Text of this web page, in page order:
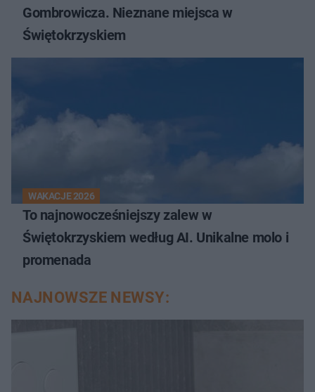
Gombrowicza. Nieznane miejsca w
Świętokrzyskiem
WAKACJE 2026
To najnowocześniejszy zalew w
Świętokrzyskiem według AI. Unikalne molo i
promenada
NAJNOWSZE NEWSY: